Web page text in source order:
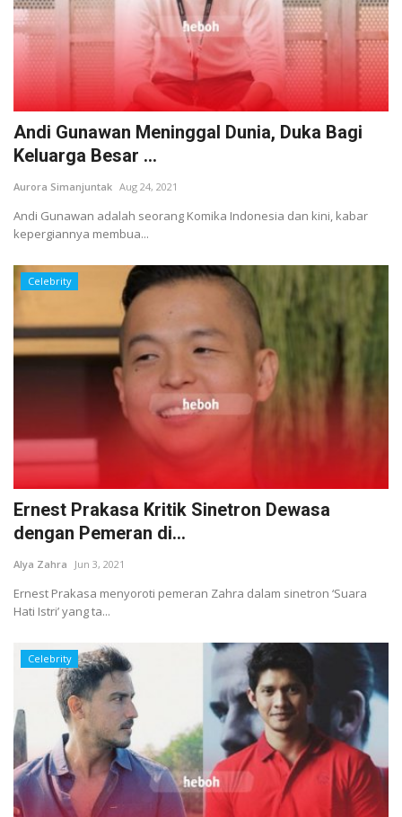
Andi Gunawan Meninggal Dunia, Duka Bagi
Keluarga Besar ...
Aurora Simanjuntak Aug 24, 2021
Andi Gunawan adalah seorang Komika Indonesia dan kini, kabar
kepergiannya membua...
Celebrity
Ernest Prakasa Kritik Sinetron Dewasa
dengan Pemeran di...
Alya Zahra Jun 3, 2021
Ernest Prakasa menyoroti pemeran Zahra dalam sinetron ‘Suara
Hati Istri’ yang ta...
Celebrity